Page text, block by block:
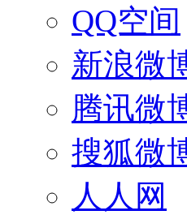
QQ空间
新浪微
腾讯微
搜狐微
人人网